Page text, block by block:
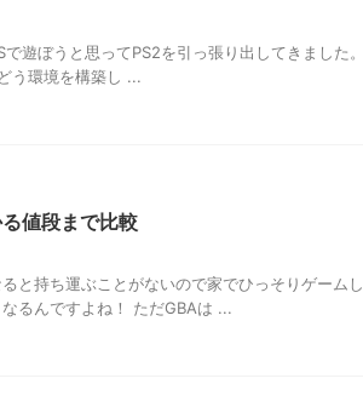
遊ぼうと思ってPS2を引っ張り出してきました。
う環境を構築し ...
値段まで比較
と持ち運ぶことがないので家でひっそりゲームし
るんですよね！ ただGBAは ...